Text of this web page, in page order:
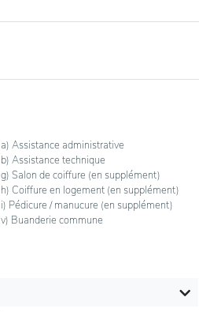
a) Assistance administrative
b) Assistance technique
g) Salon de coiffure (en supplément)
h) Coiffure en logement (en supplément)
i) Pédicure / manucure (en supplément)
v) Buanderie commune